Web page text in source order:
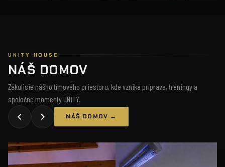
UNITY HOUSE
NÁŠ DOMOV
Zákulisie nášho tímového priestoru, kde vzniká príprava, tréningy a
spoločné momenty UNiTY.
NÁŠ DOMOV →